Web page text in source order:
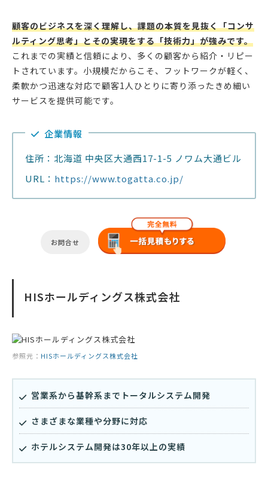
顧客のビジネスを深く理解し、課題の本質を見抜く「コンサ
ルティング思考」とその実現をする「技術力」が強みです。
これまでの実績と信頼により、多くの顧客から紹介・リピー
トされています。小規模だからこそ、フットワークが軽く、
柔軟かつ迅速な対応で顧客1人ひとりに寄り添ったきめ細い
サービスを提供可能です。
企業情報
住所：北海道 中央区大通西17-1-5 ノワム大通ビル
URL： https://www.togatta.co.jp/
お問合せ
HISホールディングス株式会社
参照元： HISホールディングス株式会社
営業系から基幹系までトータルシステム開発
さまざまな業種や分野に対応
ホテルシステム開発は30年以上の実績